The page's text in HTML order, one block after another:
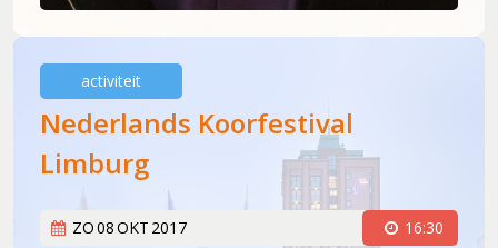
activiteit
Nederlands Koorfestival
Limburg
ZO08OKT 2017
16:30